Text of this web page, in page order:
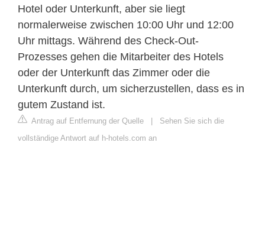
Hotel oder Unterkunft, aber sie liegt
normalerweise zwischen 10:00 Uhr und 12:00
Uhr mittags. Während des Check-Out-
Prozesses gehen die Mitarbeiter des Hotels
oder der Unterkunft das Zimmer oder die
Unterkunft durch, um sicherzustellen, dass es in
gutem Zustand ist.
Antrag auf Entfernung der Quelle | Sehen Sie sich die
vollständige Antwort auf h-hotels.com an